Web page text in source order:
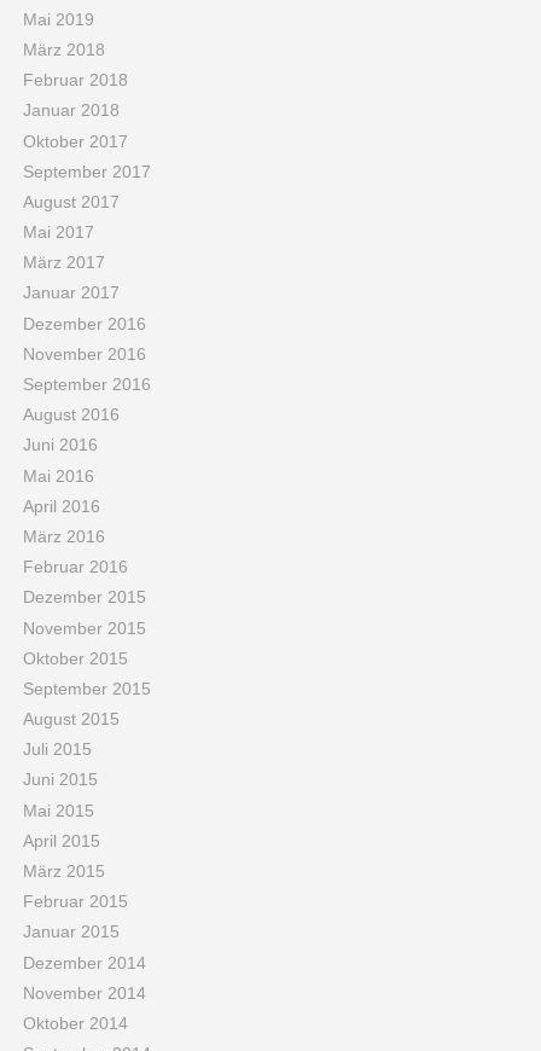
Mai 2019
März 2018
Februar 2018
Januar 2018
Oktober 2017
September 2017
August 2017
Mai 2017
März 2017
Januar 2017
Dezember 2016
November 2016
September 2016
August 2016
Juni 2016
Mai 2016
April 2016
März 2016
Februar 2016
Dezember 2015
November 2015
Oktober 2015
September 2015
August 2015
Juli 2015
Juni 2015
Mai 2015
April 2015
März 2015
Februar 2015
Januar 2015
Dezember 2014
November 2014
Oktober 2014